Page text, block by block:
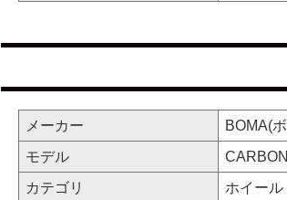
メーカー
BOMA(
モデル
カテゴリ
ホイール